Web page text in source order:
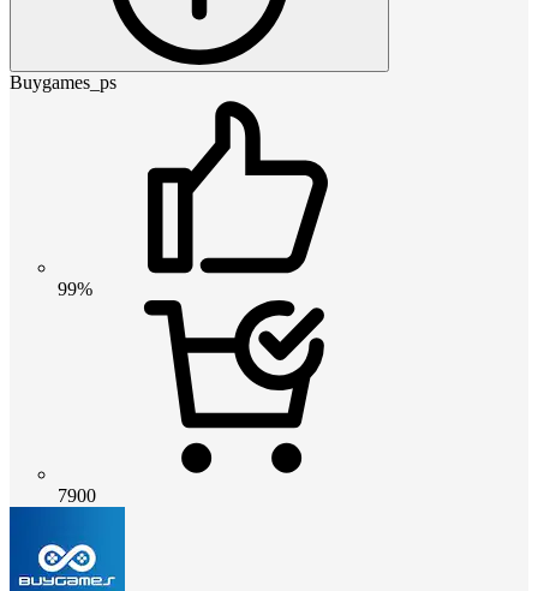
Buygames_ps
99%
7900